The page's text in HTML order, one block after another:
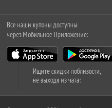
Все наши купоны доступны
через Мобильное Приложение:
Ищите скидки поблизости,
не выходя из чата: